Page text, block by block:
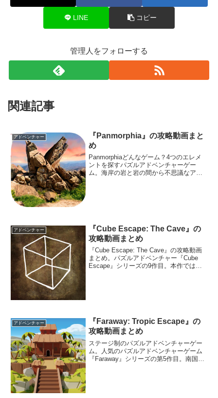
LINE コピー
管理人をフォローする
関連記事
アドベンチャー
『Panmorphia』の攻略動画まと
め
Panmorphiaどんなゲーム？4つのエレメ
ントを探すパズルアドベンチャーゲー
ム。海岸の岩と岩の間から不思議なアミ
アドベンチャー
『Cube Escape: The Cave』の
攻略動画まとめ
『Cube Escape: The Cave』の攻略動画
まとめ。パズルアドベンチャー『Cube
Escape』シリーズの9作目。本作では、
アドベンチャー
『Faraway: Tropic Escape』の
攻略動画まとめ
ステージ制のパズルアドベンチャーゲー
ム。人気のパズルアドベンチャーゲーム
『Faraway』シリーズの第5作目。南国の